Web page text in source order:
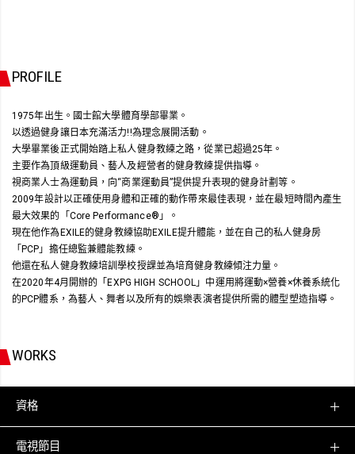
PROFILE
1975年出生。國士館大學體育學部畢業。
以透過健身讓日本充滿活力!!為理念展開活動。
大學畢業後正式開始踏上私人健身教練之路，從業已超過25年。
主要作為頂級運動員、藝人及經營者的健身教練提供指導。
視商業人士為運動員，向“商業運動員”提供提升表現的健身計劃等。
2009年設計以正確使用身體和正確的動作帶來最佳表現，並在最短時間內產生
最大效果的「Core Performance®」。
現在他作為EXILE的健身教練協助EXILE提升體能，並在自己的私人健身房
「PCP」擔任總監兼體能教練。
他還在私人健身教練培訓學校授課並為培育健身教練傾注力量。
在2020年4月開辦的「EXPG HIGH SCHOOL」中運用將運動×營養×休養系統化
的PCP體系，為藝人、舞者以及所有的娛樂表演者提供所需的體型塑造指導。
WORKS
資格
電視節目